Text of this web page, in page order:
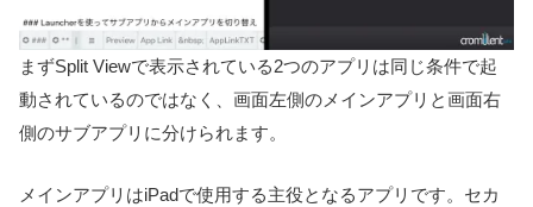
まずSplit Viewで表示されている2つのアプリは同じ条件で起
動されているのではなく、画面左側のメインアプリと画面右
側のサブアプリに分けられます。
メインアプリはiPadで使用する主役となるアプリです。セカ